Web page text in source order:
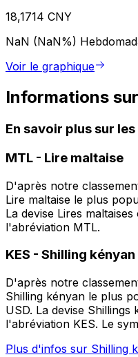
18,1714 CNY
NaN (NaN%)
Voir le graphique
Informations
En savoir plus sur les
MTL - Lire maltaise
D'après notre
Lire maltaise le plus
La devise Lires
l'abréviation MTL.
KES - Shilling kényan
D'après notre
Shilling kényan le plus
USD. La devise
l'abréviation KES. Le
Plus d'infos sur Shilling